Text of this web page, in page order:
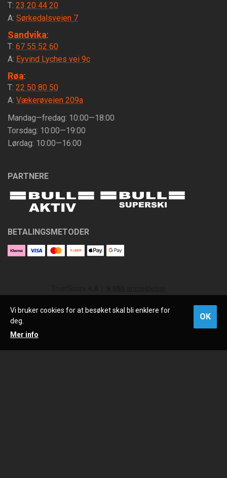
T: 23 20 44 20
A: Sørkedalsveien 7
Sandvika:
T: 67 55 52 60
A: Eyvind Lyches vei 9c
Røa:
T: 22 50 80 50
A: Vækerøveien 209a
Mandag—fredag: 10:00—18:00
Torsdag: 10:00—19:00
Lørdag: 10:00—16:00
PARTNERE
BETALINGSMETODER
Vi bruker cookies for at besøket skal bli enklere for
deg.
Mer info
OK